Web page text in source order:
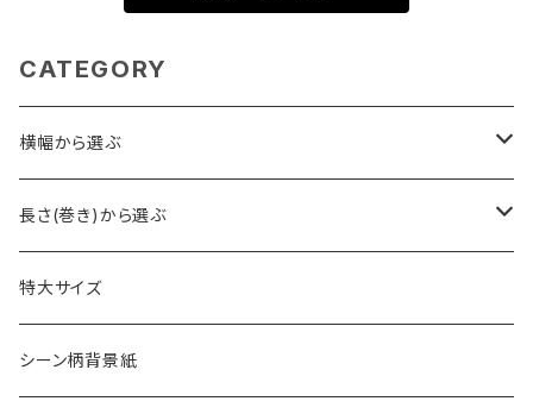
CATEGORY
横幅から選ぶ
2.7m幅
1.75m幅・1.8m幅
1.3m幅
長さ(巻き)から選ぶ
23m巻き
11m巻き
特大サイズ
シーン柄背景紙